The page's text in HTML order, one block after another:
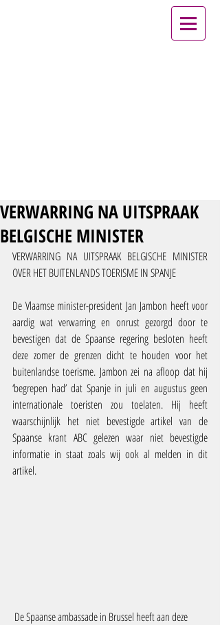
VERWARRING NA UITSPRAAK
BELGISCHE MINISTER
VERWARRING NA UITSPRAAK BELGISCHE MINISTER
OVER HET BUITENLANDS TOERISME IN SPANJE
De Vlaamse minister-president Jan Jambon heeft voor
aardig wat verwarring en onrust gezorgd door te
bevestigen dat de Spaanse regering besloten heeft
deze zomer de grenzen dicht te houden voor het
buitenlandse toerisme. Jambon zei na afloop dat hij
‘begrepen had’ dat Spanje in juli en augustus geen
internationale toeristen zou toelaten. Hij heeft
waarschijnlijk het niet bevestigde artikel van de
Spaanse krant ABC gelezen waar niet bevestigde
informatie in staat zoals wij ook al melden in dit
artikel.